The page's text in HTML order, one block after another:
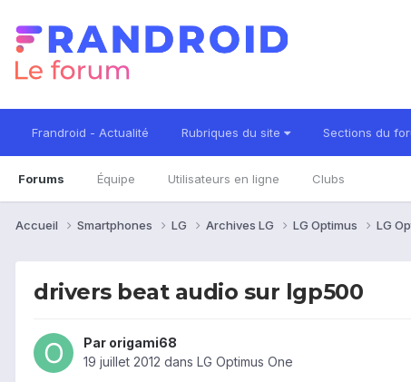
Frandroid - Actualité Rubriques du site Sections du
Forums Équipe Utilisateurs en ligne Clubs
Accueil Smartphones LG Archives LG LG Optimus LG
drivers beat audio sur lgp500
Par origami68
19 juillet 2012 dans LG Optimus One